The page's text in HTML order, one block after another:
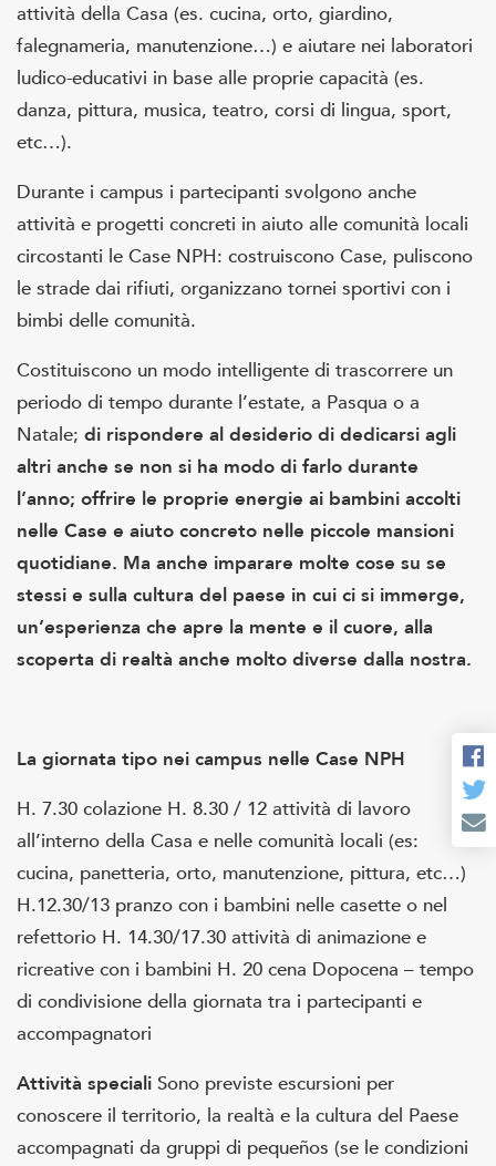
attività della Casa (es. cucina, orto, giardino,
falegnameria, manutenzione…) e aiutare nei laboratori
ludico-educativi in base alle proprie capacità (es.
danza, pittura, musica, teatro, corsi di lingua, sport,
etc…).
Durante i campus i partecipanti svolgono anche
attività e progetti concreti in aiuto alle comunità locali
circostanti le Case NPH: costruiscono Case, puliscono
le strade dai rifiuti, organizzano tornei sportivi con i
bimbi delle comunità.
Costituiscono un modo intelligente di trascorrere un
periodo di tempo durante l’estate, a Pasqua o a
Natale; di rispondere al desiderio di dedicarsi agli
altri anche se non si ha modo di farlo durante
l’anno; offrire le proprie energie ai bambini accolti
nelle Case e aiuto concreto nelle piccole mansioni
quotidiane. Ma anche imparare molte cose su se
stessi e sulla cultura del paese in cui ci si immerge,
un’esperienza che apre la mente e il cuore, alla
scoperta di realtà anche molto diverse dalla nostra.
La giornata tipo nei campus nelle Case NPH
H. 7.30 colazione H. 8.30 / 12 attività di lavoro
all’interno della Casa e nelle comunità locali (es:
cucina, panetteria, orto, manutenzione, pittura, etc…)
H.12.30/13 pranzo con i bambini nelle casette o nel
refettorio H. 14.30/17.30 attività di animazione e
ricreative con i bambini H. 20 cena Dopocena – tempo
di condivisione della giornata tra i partecipanti e
accompagnatori
Attività speciali Sono previste escursioni per
conoscere il territorio, la realtà e la cultura del Paese
accompagnati da gruppi di pequeños (se le condizioni